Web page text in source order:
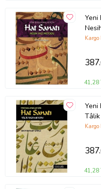
Yeni
Kargo
387
41,28
Yeni
Tâlik
Kargo
387
41,28